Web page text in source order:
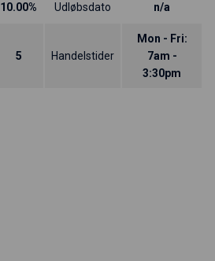
10.00% Udløbsdato n/a
5 Handelstider
Mon - Fri:
7am -
3:30pm